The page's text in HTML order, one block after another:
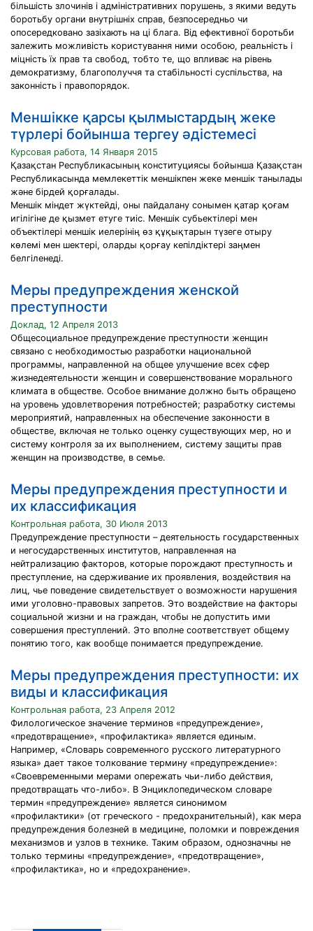
більшість злочинів і адміністративних порушень, з якими ведуть
боротьбу органи внутрішніх справ, безпосередньо чи
опосередковано зазіхають на ці блага. Від ефективної боротьби
залежить можливість користування ними особою, реальність і
міцність їх прав та свобод, тобто те, що впливає на рівень
демократизму, благополуччя та стабільності суспільства, на
законність і правопорядок.
Меншікке қарсы қылмыстардың жеке
түрлері бойынша тергеу әдістемесі
Курсовая работа, 14 Января 2015
Қазақстан Республикасының конституциясы бойынша Қазақстан
Республикасында мемлекеттік меншікпен жеке меншік танылады
және бірдей қорғалады.
Меншік міндет жүктейді, оны пайдалану сонымен қатар қоғам
игілігіне де қызмет етуге тиіс. Меншік субьектілері мен
объектілері меншік иелерінің өз құқықтарын түзеге отыру
көлемі мен шектері, оларды қорғау кепілдіктері заңмен
белгіленеді.
Меры предупреждения женской
преступности
Доклад, 12 Апреля 2013
Общесоциальное предупреждение преступности женщин
связано с необходимостью разработки национальной
программы, направленной на общее улучшение всех сфер
жизнедеятельности женщин и совершенствование морального
климата в обществе. Особое внимание должно быть обращено
на уровень удовлетворения потребностей; разработку системы
мероприятий, направленных на обеспечение законности в
обществе, включая не только оценку существующих мер, но и
систему контроля за их выполнением, систему защиты прав
женщин на производстве, в семье.
Меры предупреждения преступности и
их классификация
Контрольная работа, 30 Июля 2013
Предупреждение преступности – деятельность государственных
и негосударственных институтов, направленная на
нейтрализацию факторов, которые порождают преступность и
преступление, на сдерживание их проявления, воздействия на
лиц, чье поведение свидетельствует о возможности нарушения
ими уголовно-правовых запретов. Это воздействие на факторы
социальной жизни и на граждан, чтобы не допустить ими
совершения преступлений. Это вполне соответствует общему
понятию того, как вообще понимается предупреждение.
Меры предупреждения преступности: их
виды и классификация
Контрольная работа, 23 Апреля 2012
Филологическое значение терминов «предупреждение»,
«предотвращение», «профилак­тика» является единым.
Например, «Словарь совре­менного русского литературного
языка» дает такое толкование термину «предупреждение»:
«Свое­временными мерами опережать чьи-либо действия,
предотвращать что-либо». В Энциклопедическом словаре
термин «предупреждение» является синони­мом
«профилактики» (от греческого - предохрани­тельный), как мера
предупреждения болезней в медицине, поломки и повреждения
механизмов и уз­лов в технике. Таким образом, однозначны не
толь­ко термины «предупреждение», «предотвращение»,
«профилактика», но и «предохранение».